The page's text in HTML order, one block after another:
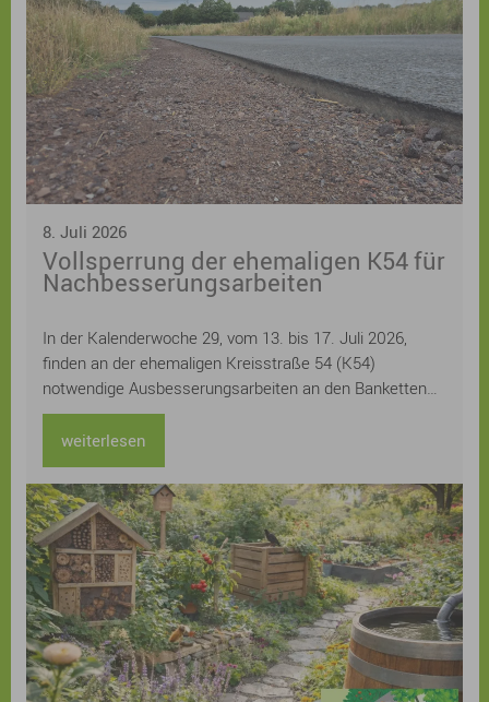
Buchschnitten und zur Verbindung von Erzählen in Wort
und Bild und Urban Sketch Walks laden zum Mitmachen
ein. Eine Bühne mit einem „Mikrofon für alle“ bietet
originelle Stimmen und auch einige besondere
Überraschungsgäste, bei Lyrik zum Pflücken kann man
neue Lieblingsgedichte finden und eigene
Lieblingsgedichte eintauschen, für Kinder und
Jugendliche wird ein tolles Programm mit Workshops
8. Juli 2026
Vollsperrung der ehemaligen K54 für
Nachbesserungsarbeiten
In der Kalenderwoche 29, vom 13. bis 17. Juli 2026,
finden an der ehemaligen Kreisstraße 54 (K54)
notwendige Ausbesserungsarbeiten an den Banketten
statt. Für diesen Zeitraum muss die Straße voll gesperrt
werden.
weiterlesen